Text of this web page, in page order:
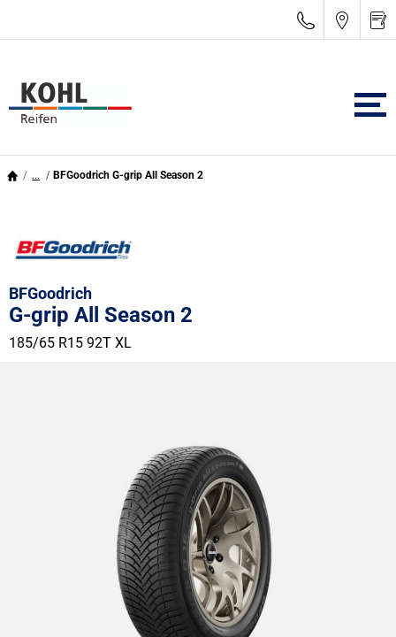
... BFGoodrich G-grip All Season 2
BFGoodrich
G-grip All Season 2
185/65 R15 92T XL